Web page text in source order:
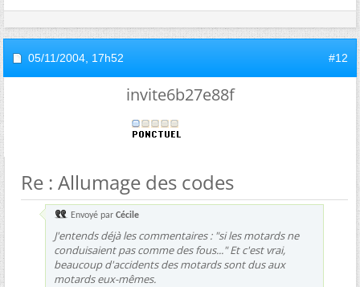
05/11/2004, 17h52 #12
invite6b27e88f
Re : Allumage des codes
Envoyé par Cécile
J'entends déjà les commentaires : "si les motards ne
conduisaient pas comme des fous..." Et c'est vrai,
beaucoup d'accidents des motards sont dus aux
motards eux-mêmes.